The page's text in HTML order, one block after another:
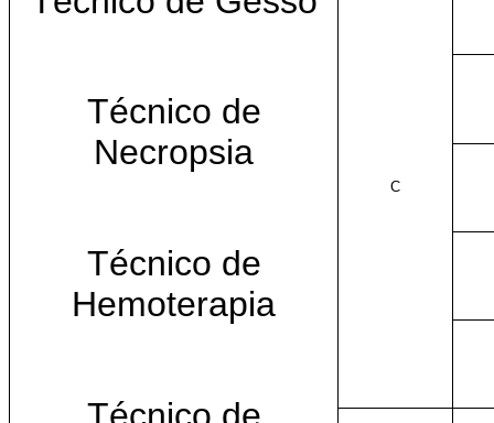
Técnico de
Necropsia
Técnico de
Hemoterapia
Técnico de
C